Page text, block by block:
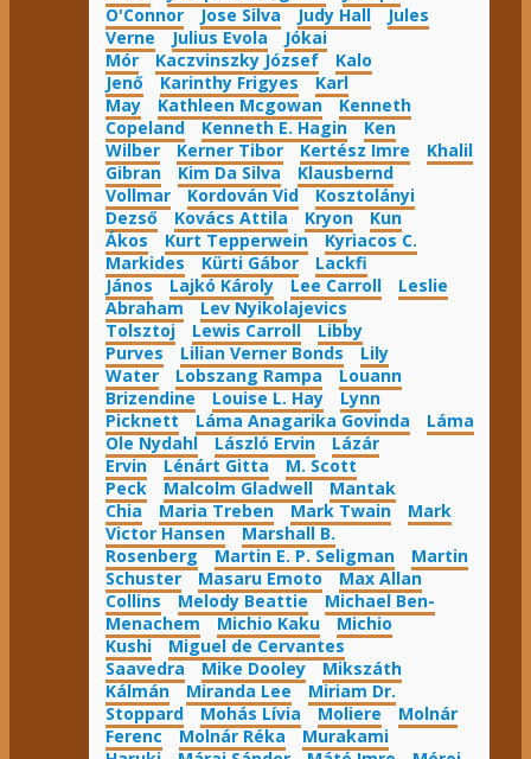
O'Connor
Jose Silva Judy Hall
Jules
Verne
Julius Evola
Jókai
Mór
Kaczvinszky József
Kalo
Jenő
Karinthy Frigyes
Karl
May
Kathleen Mcgowan
Kenneth
Copeland
Kenneth E. Hagin
Ken
Wilber
Kerner Tibor Kertész Imre
Khalil
Gibran
Kim Da Silva
Klausbernd
Vollmar
Kordován Vid
Kosztolányi
Dezső
Kovács Attila Kryon
Kun
Ákos
Kurt Tepperwein
Kyriacos C.
Markides
Kürti Gábor
Lackfi
János
Lajkó Károly Lee Carroll
Leslie
Abraham
Lev Nyikolajevics
Tolsztoj
Lewis Carroll
Libby
Purves
Lilian Verner Bonds
Lily
Water
Lobszang Rampa
Louann
Brizendine
Louise L. Hay
Lynn
Picknett
Láma Anagarika Govinda
Láma
Ole Nydahl
László Ervin
Lázár
Ervin
Lénárt Gitta
M. Scott
Peck
Malcolm Gladwell
Mantak
Chia
Maria Treben Mark Twain
Mark
Victor Hansen
Marshall B.
Rosenberg
Martin E. P. Seligman
Martin
Schuster
Masaru Emoto
Max Allan
Collins
Melody Beattie
Michael Ben-
Menachem
Michio Kaku
Michio
Kushi
Miguel de Cervantes
Saavedra
Mike Dooley
Mikszáth
Kálmán
Miranda Lee
Miriam Dr.
Stoppard
Mohás Lívia Moliere
Molnár
Ferenc
Molnár Réka
Murakami